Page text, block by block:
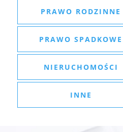
PRAWO RODZINNE
PRAWO SPADKOWE
NIERUCHOMOŚCI
INNE